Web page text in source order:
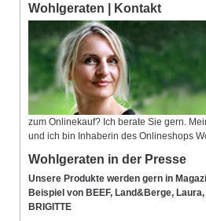
Wohlgeraten | Kontakt
zum Onlinekauf? Ich berate Sie gern.
und ich bin Inhaberin des Onlineshops
Wohlgeraten in der Presse
Unsere Produkte werden gern in
Beispiel von BEEF, Land&Berge,
BRIGITTE